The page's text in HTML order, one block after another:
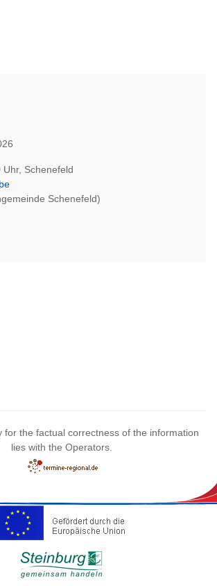
Schenefeld
Schenefeld)
for the factual correctness of the information
lies with the Operators.